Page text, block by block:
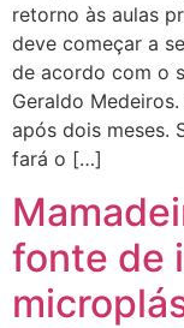
retorno às aulas
deve começar a
de acordo com o
Geraldo
após dois meses.
fará o […]
fonte de